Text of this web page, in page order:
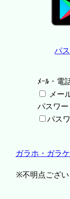
パ
ﾒｰﾙ・電
メー
パスワー
パス
ガラホ・ガラ
※不明点ござ